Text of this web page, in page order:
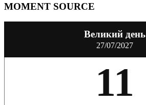
MOMENT SOURCE
Великий день
27/07/2027
11